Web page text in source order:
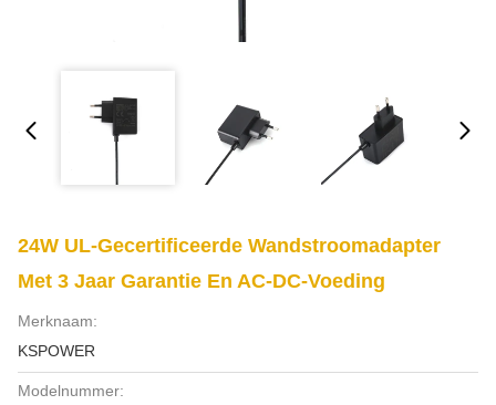
24W UL-Gecertificeerde Wandstroomadapter
Met 3 Jaar Garantie En AC-DC-Voeding
Merknaam:
KSPOWER
Modelnummer: